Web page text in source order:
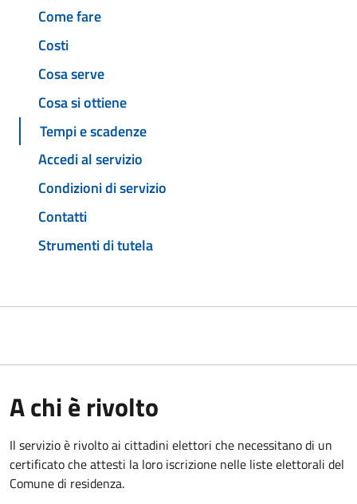
Come fare
Costi
Cosa serve
Cosa si ottiene
Tempi e scadenze
Accedi al servizio
Condizioni di servizio
Contatti
Strumenti di tutela
A chi è rivolto
Il servizio è rivolto ai cittadini elettori che necessitano di un
certificato che attesti la loro iscrizione nelle liste elettorali del
Comune di residenza.